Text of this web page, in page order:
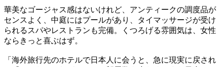
華美なゴージャス感はないけれど、アンティークの調度品が
センスよく、中庭にはプールがあり、タイマッサージが受け
られるスパやレストランも完備。くつろげる雰囲気は、女性
ならきっと喜ぶはず。
「海外旅行先のホテルで日本人に会うと、急に現実に戻され